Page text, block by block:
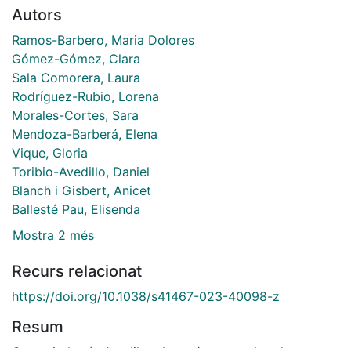
Autors
Ramos-Barbero, Maria Dolores
Gómez-Gómez, Clara
Sala Comorera, Laura
Rodríguez-Rubio, Lorena
Morales-Cortes, Sara
Mendoza-Barberá, Elena
Vique, Gloria
Toribio-Avedillo, Daniel
Blanch i Gisbert, Anicet
Ballesté Pau, Elisenda
Mostra 2 més
Recurs relacionat
https://doi.org/10.1038/s41467-023-40098-z
Resum